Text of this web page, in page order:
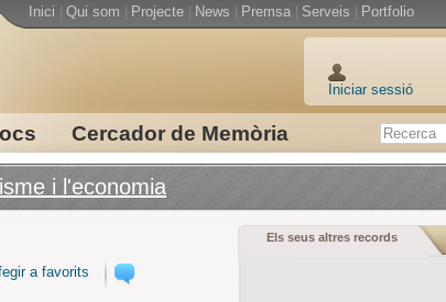
Cercador de Memòria
Inici Qui som Projecte News Premsa Serveis Portfolio
Iniciar sessió
i l'economia
a favorits
Els seus altres records